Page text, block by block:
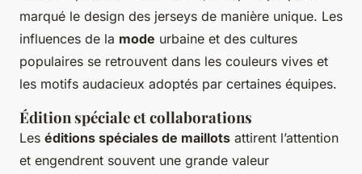
marqué le design des jerseys de manière unique. Les
influences de la mode urbaine et des cultures
populaires se retrouvent dans les couleurs vives et
les motifs audacieux adoptés par certaines équipes.
Édition spéciale et collaborations
Les éditions spéciales de maillots attirent l’attention
et engendrent souvent une grande valeur